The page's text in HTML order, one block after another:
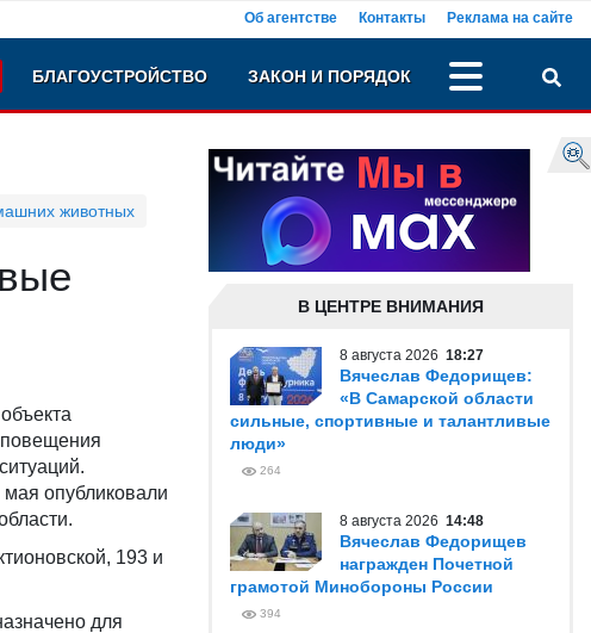
Об агентстве Контакты Реклама на сайте
БЛАГОУСТРОЙСТВО ЗАКОН И ПОРЯДОК
животных
опубликовали
193 и
для
В ЦЕНТРЕ ВНИМАНИЯ
8 августа 2026 18:27
Вячеслав Федорищев:
«В Самарской области
сильные, спортивные и талантливые
люди»
264
8 августа 2026 14:48
Вячеслав Федорищев
награжден Почетной
грамотой Минобороны России
394